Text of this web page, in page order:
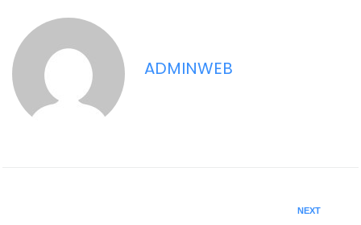
ADMINWEB
NEXT